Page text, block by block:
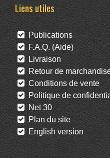
Liens utiles
Publications
F.A.Q. (Aide)
Livraison
Retour de
Conditions de vente
Politique de
Net 30
Plan du site
English version